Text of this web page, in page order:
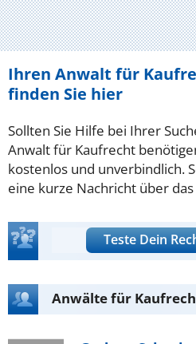
Ihren Anwalt für
finden Sie hier
Sollten Sie Hilfe bei Ihrer
Anwalt für Kaufrecht
kostenlos und unverbindlich.
eine kurze Nachricht über das
Teste Dein
Anwälte für